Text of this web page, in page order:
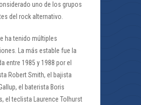
uno de los grupos
del rock alternativo.
ha tenido múltiples
La más estable fue la
entre 1985 y 1988 por el
Robert Smith, el bajista
el baterista Boris
el teclista Laurence Tolhurst